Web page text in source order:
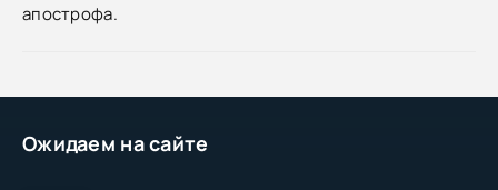
Ожидаем на сайте
апострофа.